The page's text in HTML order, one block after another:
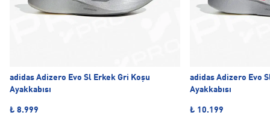
adidas Adizero Evo Sl Erkek Gri Koşu
Ayakkabısı
₺ 8.999
adidas Adizero Evo
Ayakkabısı
₺ 10.199